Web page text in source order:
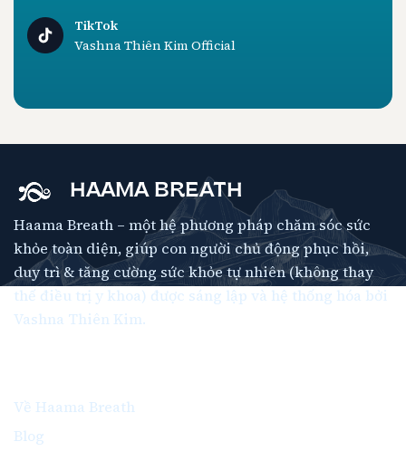
TikTok
Vashna Thiên Kim Official
HAAMA BREATH
Haama Breath – một hệ phương pháp chăm sóc sức
khỏe toàn diện, giúp con người chủ động phục hồi,
duy trì & tăng cường sức khỏe tự nhiên (không thay
thế điều trị y khoa) được sáng lập và hệ thống hóa bởi
Vashna Thiên Kim.
Về Haama Breath
Blog